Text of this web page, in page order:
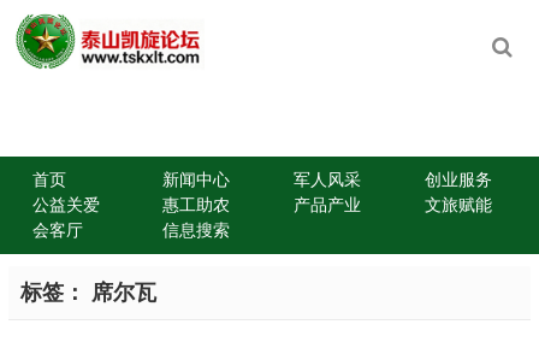
首页 新闻中心 军人风采
创业服务
公益关爱
惠工助农 产品产业
文旅赋能
会客厅
信息搜索
标签： 席尔瓦